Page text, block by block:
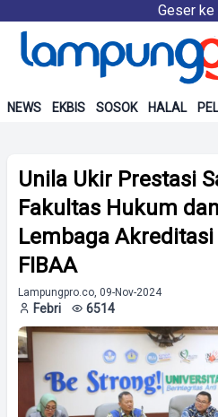
Geser ke
NEWS EKBIS SOSOK HALAL
Unila Ukir Prestasi
Fakultas Hukum
Lembaga
FIBAA
Lampungpro.co, 09-Nov-2024
Febri 6514